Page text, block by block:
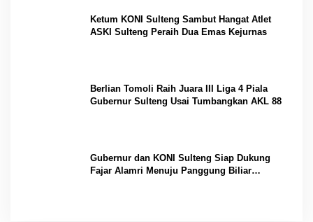
Ketum KONI Sulteng Sambut Hangat Atlet
ASKI Sulteng Peraih Dua Emas Kejurnas
Berlian Tomoli Raih Juara III Liga 4 Piala
Gubernur Sulteng Usai Tumbangkan AKL 88
Gubernur dan KONI Sulteng Siap Dukung
Fajar Alamri Menuju Panggung Biliar